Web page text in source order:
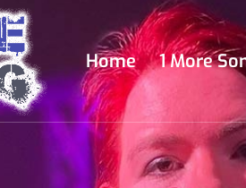
Home 1 More